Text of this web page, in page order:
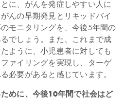
に、がんを発症しやすい人に
んの早期発見とリキッドバイ
モニタリングを、今後5年間の
でしょう。また、これまで成
ように、小児患者に対しても
ァイリングを実現し、ターゲ
必要があると感じています。
めに、今後10年間で社会はど